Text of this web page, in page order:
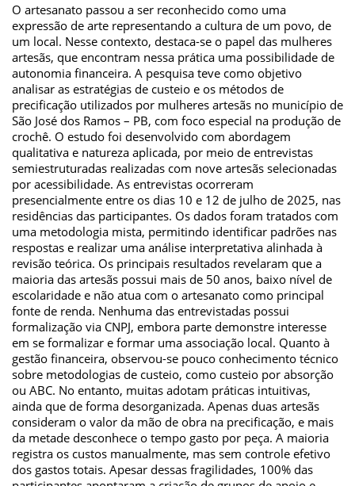
O artesanato passou a ser reconhecido como uma
expressão de arte representando a cultura de um povo, de
um local. Nesse contexto, destaca-se o papel das mulheres
artesãs, que encontram nessa prática uma possibilidade de
autonomia financeira. A pesquisa teve como objetivo
analisar as estratégias de custeio e os métodos de
precificação utilizados por mulheres artesãs no município de
São José dos Ramos – PB, com foco especial na produção de
crochê. O estudo foi desenvolvido com abordagem
qualitativa e natureza aplicada, por meio de entrevistas
semiestruturadas realizadas com nove artesãs selecionadas
por acessibilidade. As entrevistas ocorreram
presencialmente entre os dias 10 e 12 de julho de 2025, nas
residências das participantes. Os dados foram tratados com
uma metodologia mista, permitindo identificar padrões nas
respostas e realizar uma análise interpretativa alinhada à
revisão teórica. Os principais resultados revelaram que a
maioria das artesãs possui mais de 50 anos, baixo nível de
escolaridade e não atua com o artesanato como principal
fonte de renda. Nenhuma das entrevistadas possui
formalização via CNPJ, embora parte demonstre interesse
em se formalizar e formar uma associação local. Quanto à
gestão financeira, observou-se pouco conhecimento técnico
sobre metodologias de custeio, como custeio por absorção
ou ABC. No entanto, muitas adotam práticas intuitivas,
ainda que de forma desorganizada. Apenas duas artesãs
consideram o valor da mão de obra na precificação, e mais
da metade desconhece o tempo gasto por peça. A maioria
registra os custos manualmente, mas sem controle efetivo
dos gastos totais. Apesar dessas fragilidades, 100% das